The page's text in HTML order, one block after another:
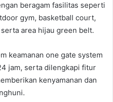
beragam fasilitas seperti
gym, basketball court,
area hijau green belt.
keamanan one gate system
jam, serta dilengkapi fitur
kenyamanan dan